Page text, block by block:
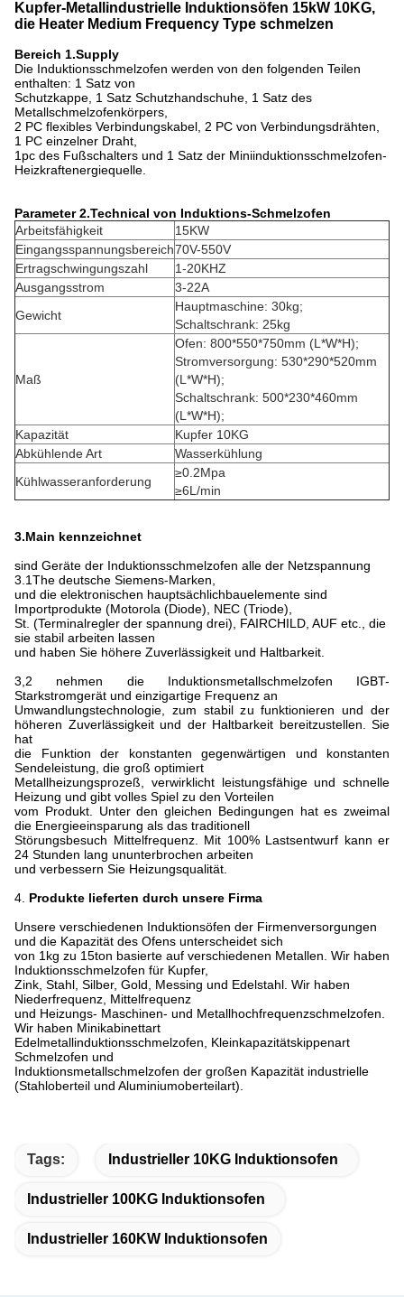
Kupfer-Metallindustrielle Induktionsöfen 15kW 10KG,
die Heater Medium Frequency Type schmelzen
Bereich 1.Supply
Die Induktionsschmelzofen werden von den folgenden Teilen
enthalten: 1 Satz von
Schutzkappe, 1 Satz Schutzhandschuhe, 1 Satz des
Metallschmelzofenkörpers,
2 PC flexibles Verbindungskabel, 2 PC von Verbindungsdrähten,
1 PC einzelner Draht,
1pc des Fußschalters und 1 Satz der Miniinduktionsschmelzofen-
Heizkraftenergiequelle.
Parameter 2.Technical von Induktions-Schmelzofen
Arbeitsfähigkeit
15KW
Eingangsspannungsbereich70V-550V
Ertragschwingungszahl
1-20KHZ
Ausgangsstrom
3-22A
Gewicht
Hauptmaschine: 30kg;
Schaltschrank: 25kg
Maß
Ofen: 800*550*750mm (L*W*H);
Stromversorgung: 530*290*520mm
(L*W*H);
Schaltschrank: 500*230*460mm
(L*W*H);
Kapazität
Kupfer 10KG
Abkühlende Art
Wasserkühlung
Kühlwasseranforderung
≥0.2Mpa
≥6L/min
3.Main kennzeichnet
sind Geräte der Induktionsschmelzofen alle der Netzspannung
3.1The deutsche Siemens-Marken,
und die elektronischen hauptsächlichbauelemente sind
Importprodukte (Motorola (Diode), NEC (Triode),
St. (Terminalregler der spannung drei), FAIRCHILD, AUF etc., die
sie stabil arbeiten lassen
und haben Sie höhere Zuverlässigkeit und Haltbarkeit.
3,2 nehmen die Induktionsmetallschmelzofen IGBT-
Starkstromgerät und einzigartige Frequenz an
Umwandlungstechnologie, zum stabil zu funktionieren und der
höheren Zuverlässigkeit und der Haltbarkeit bereitzustellen. Sie
hat
die Funktion der konstanten gegenwärtigen und konstanten
Sendeleistung, die groß optimiert
Metallheizungsprozeß, verwirklicht leistungsfähige und schnelle
Heizung und gibt volles Spiel zu den Vorteilen
vom Produkt. Unter den gleichen Bedingungen hat es zweimal
die Energieeinsparung als das traditionell
Störungsbesuch Mittelfrequenz. Mit 100% Lastsentwurf kann er
24 Stunden lang ununterbrochen arbeiten
und verbessern Sie Heizungsqualität.
4. Produkte lieferten durch unsere Firma
Unsere verschiedenen Induktionsöfen der Firmenversorgungen
und die Kapazität des Ofens unterscheidet sich
von 1kg zu 15ton basierte auf verschiedenen Metallen. Wir haben
Induktionsschmelzofen für Kupfer,
Zink, Stahl, Silber, Gold, Messing und Edelstahl. Wir haben
Niederfrequenz, Mittelfrequenz
und Heizungs- Maschinen- und Metallhochfrequenzschmelzofen.
Wir haben Minikabinettart
Edelmetallinduktionsschmelzofen, Kleinkapazitätskippenart
Schmelzofen und
Induktionsmetallschmelzofen der großen Kapazität industrielle
(Stahloberteil und Aluminiumoberteilart).
Tags: Industrieller 10KG Induktionsofen
Industrieller 100KG Induktionsofen
Industrieller 160KW Induktionsofen